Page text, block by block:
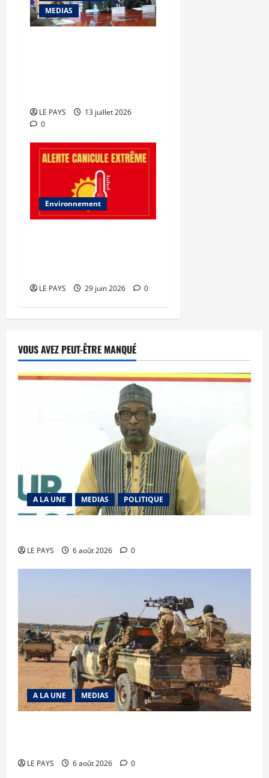
MEDIAS
LE PAYS
13 juillet 2026
0
Environnement
LE PAYS 29 juin 2026 0
VOUS AVEZ PEUT-ÊTRE MANQUÉ
A LA UNE MEDIAS POLITIQUE
LE PAYS 6 août 2026 0
A LA UNE MEDIAS
LE PAYS 6 août 2026 0